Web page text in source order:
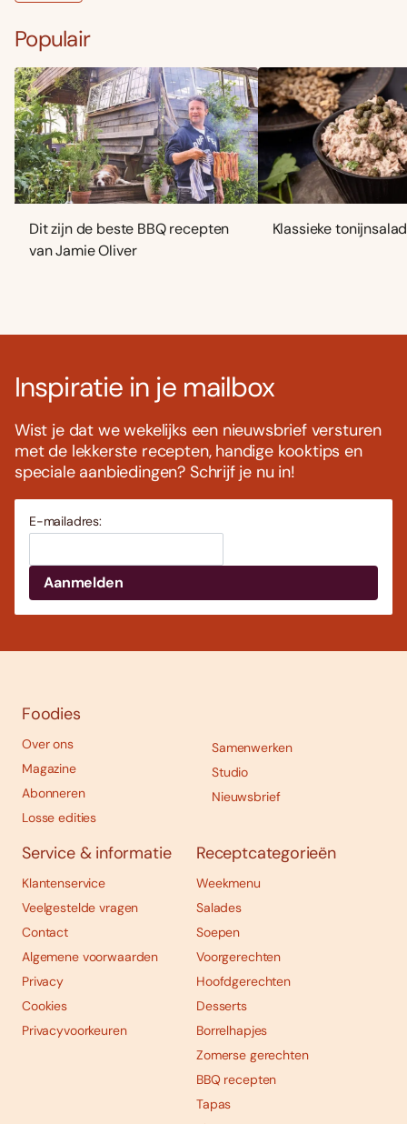
Populair
Dit zijn de beste BBQ recepten
van Jamie Oliver
Klassieke
Inspiratie in je mailbox
Wist je dat we wekelijks een nieuwsbrief versturen
met de lekkerste recepten, handige kooktips en
speciale aanbiedingen? Schrijf je nu in!
E-mailadres:
Foodies
Over ons
Magazine
Abonneren
Losse edities
Samenwerken
Studio
Nieuwsbrief
Service & informatie
Klantenservice
Veelgestelde vragen
Contact
Algemene voorwaarden
Privacy
Cookies
Privacyvoorkeuren
Receptcategorieën
Weekmenu
Salades
Soepen
Voorgerechten
Hoofdgerechten
Desserts
Borrelhapjes
Zomerse gerechten
BBQ recepten
Tapas